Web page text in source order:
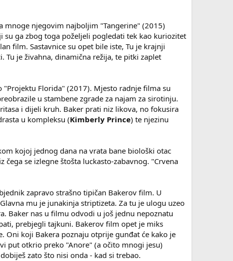
mnoge njegovim najboljim "Tangerine" (2015)
ga zbog toga poželjeli pogledati tek kao kuriozitet
film. Sastavnice su opet bile iste, Tu je krajnji
je živahna, dinamična režija, te pitki zaplet
Florida" (2017). Mjesto radnje filma su
u stambene zgrade za najam za sirotinju.
i dijeli kruh. Baker prati niz likova, no fokusira
u kompleksu (Kimberly Prince) te njezinu
kojoj jednog dana na vrata bane biološki otac
se izlegne štošta luckasto-zabavnog. "Crvena
zapravo strašno tipičan Bakerov film. U
mu je junakinja striptizeta. Za tu je ulogu uzeo
Baker nas u filmu odvodi u još jednu nepoznatu
prebjegli tajkuni. Bakerov film opet je miks
Oni koji Bakera poznaju otprije gunđat će kako je
put otkrio preko "Anore" (a očito mnogi jesu)
zato što nisi onda - kad si trebao.